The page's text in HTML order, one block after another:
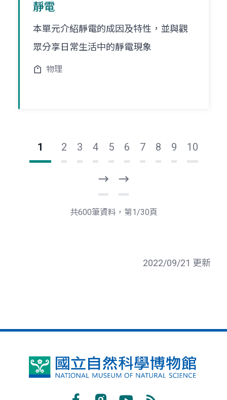
靜電
本單元介紹靜電的成因及特性，並與觀
眾分享日常生活中的靜電現象
物理
1 2 3 4 5 6 7 8 9 10
一
頁
後
一
共600筆資料，第1/30頁
2022/09/21 更新
國